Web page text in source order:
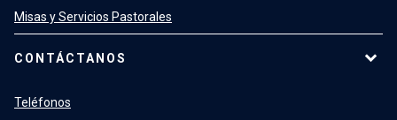
Misas y Servicios Pastorales
CONTÁCTANOS
Teléfonos